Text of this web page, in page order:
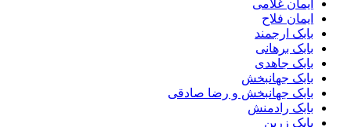
ایمان غلامی
ایمان فلاح
بابک ارجمند
بابک برهانی
بابک جاهدی
بابک جهانبخش
بابک جهانبخش و رضا صادقی
بابک رادمنش
بابک زرین